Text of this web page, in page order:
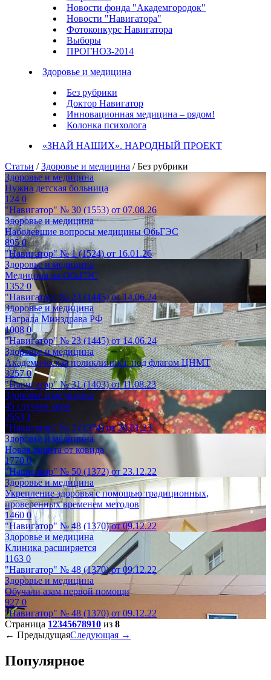
Новости фонда "Академгородок"
Новости "Навигатора"
Фотоконкурс Навигатора
Выборы
ПРОГНОЗ-2014
Здоровье и медицина
Без рубрики
Доктор Навигатор
Инновационная медицина – рядом!
Колонка психолога
«ЗНАЙ НАШИХ». НАРОДНЫЙ ПРОЕКТ
Статьи /Здоровье и медицина / Без рубрики
Здоровье и медицина
Нужна детская больница
124 0
"Навигатор" № 30 (1553) от 07.08.26
Здоровье и медицина
Наболевшие вопросы медицины ОбьГЭС
8950
"Навигатор" № 1 (1524) от 16.01.26
Здоровье и медицина
Медицина на ОбьГЭС
1352 0
"Навигатор" № 23 (1445) от 14.06.24
Здоровье и медицина
Награда Минздрава РФ
10080
"Навигатор" № 23 (1445) от 14.06.24
Здоровье и медицина
Академическая поликлиника: под флагом ЦНМТ
32570
"Навигатор" № 31 (1403) от 11.08.23
Здоровье и медицина
45 случаев кори
2553 1
"Навигатор" № 2 (1374) от 20.01.23
Здоровье и медицина
Новая защита от ковида
1770 0
"Навигатор" № 50 (1372) от 23.12.22
Здоровье и медицина
Укрепление здоровья с помощью традиционных,
проверенных временем методов
1460 0
"Навигатор" № 48 (1370) от 09.12.22
Здоровье и медицина
Клиника расширяется
1163 0
"Навигатор" № 48 (1370) от 09.12.22
Здоровье и медицина
Обучали азам первой помощи
927 0
"Навигатор" № 48 (1370) от 09.12.22
Страница 12345678910 из 8
← ПредыдущаяСледующая →
Популярное